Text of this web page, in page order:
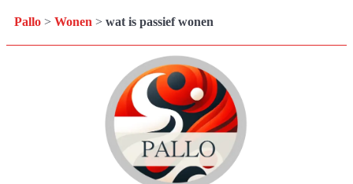
Pallo > Wonen > wat is passief wonen